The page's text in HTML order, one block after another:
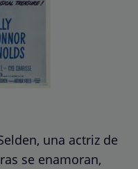
una actriz de
se enamoran,